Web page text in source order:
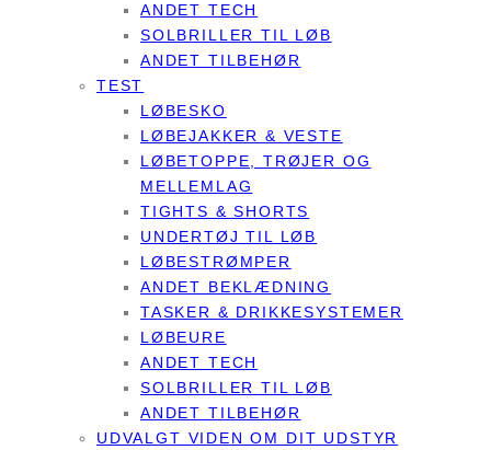
ANDET TECH
SOLBRILLER TIL LØB
ANDET TILBEHØR
TEST
LØBESKO
LØBEJAKKER & VESTE
LØBETOPPE, TRØJER OG
MELLEMLAG
TIGHTS & SHORTS
UNDERTØJ TIL LØB
LØBESTRØMPER
ANDET BEKLÆDNING
TASKER & DRIKKESYSTEMER
LØBEURE
ANDET TECH
SOLBRILLER TIL LØB
ANDET TILBEHØR
UDVALGT VIDEN OM DIT UDSTYR